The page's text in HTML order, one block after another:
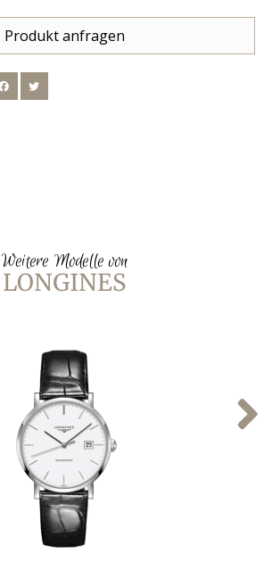
Produkt anfragen
Weitere Modelle von
LONGINES